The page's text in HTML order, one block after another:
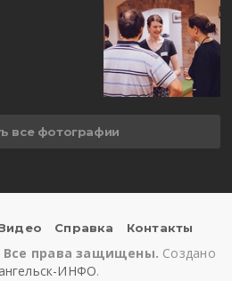
все фотографии
Справка Контакты
Все права защищены. Создано
ИНФО.